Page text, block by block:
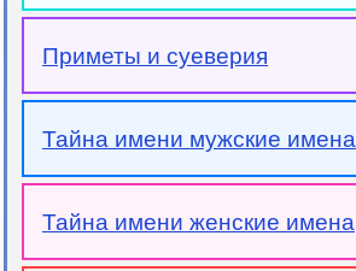
Приметы и суеверия
Тайна имени мужские имена
Тайна имени женские имена